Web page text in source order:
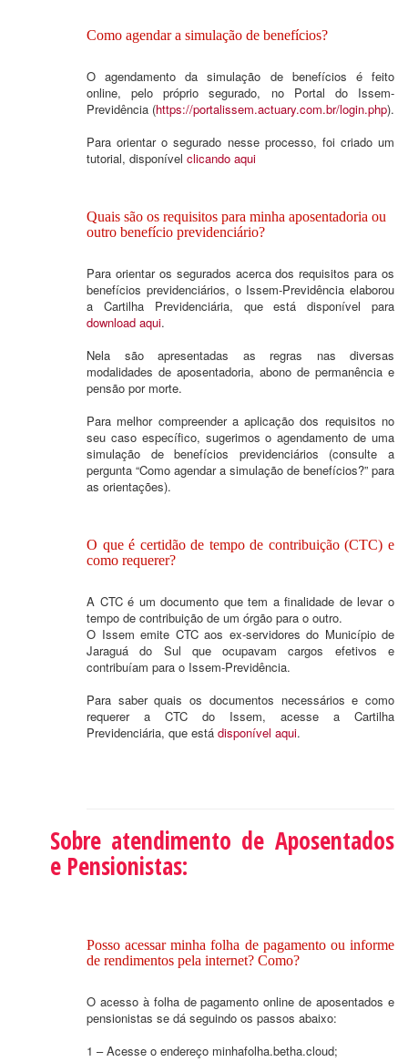
Como agendar a simulação de benefícios?
O agendamento da simulação de benefícios é feito
online, pelo próprio segurado, no Portal do Issem-
Previdência (https://portalissem.actuary.com.br/login.php).
Para orientar o segurado nesse processo, foi criado um
tutorial, disponível clicando aqui
Quais são os requisitos para minha aposentadoria ou
outro benefício previdenciário?
Para orientar os segurados acerca dos requisitos para os
benefícios previdenciários, o Issem-Previdência elaborou
a Cartilha Previdenciária, que está disponível para
download aqui.
Nela são apresentadas as regras nas diversas
modalidades de aposentadoria, abono de permanência e
pensão por morte.
Para melhor compreender a aplicação dos requisitos no
seu caso específico, sugerimos o agendamento de uma
simulação de benefícios previdenciários (consulte a
pergunta “Como agendar a simulação de benefícios?” para
as orientações).
O que é certidão de tempo de contribuição (CTC) e
como requerer?
A CTC é um documento que tem a finalidade de levar o
tempo de contribuição de um órgão para o outro.
O Issem emite CTC aos ex-servidores do Município de
Jaraguá do Sul que ocupavam cargos efetivos e
contribuíam para o Issem-Previdência.
Para saber quais os documentos necessários e como
requerer a CTC do Issem, acesse a Cartilha
Previdenciária, que está disponível aqui.
Sobre atendimento de Aposentados
e Pensionistas:
Posso acessar minha folha de pagamento ou informe
de rendimentos pela internet? Como?
O acesso à folha de pagamento online de aposentados e
pensionistas se dá seguindo os passos abaixo:
1 – Acesse o endereço minhafolha.betha.cloud;